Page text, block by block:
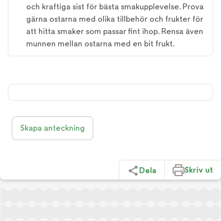
och kraftiga sist för bästa smakupplevelse. Prova
gärna ostarna med olika tillbehör och frukter för
att hitta smaker som passar fint ihop. Rensa även
munnen mellan ostarna med en bit frukt.
Skapa anteckning
Dela Skriv ut